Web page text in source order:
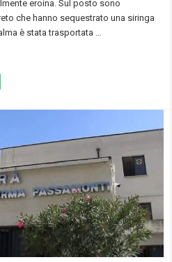
eroina. Sul posto sono
che hanno sequestrato una siringa
è stata trasportata …